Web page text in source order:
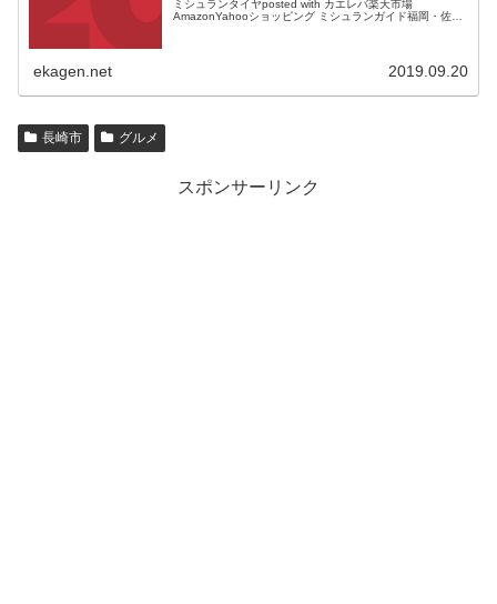
ミシュランタイヤposted with カエレバ楽天市場
AmazonYahooショッピング ミシュランガイド福岡・佐
ekagen.net 2019.09.20
長崎市 グルメ
スポンサーリンク